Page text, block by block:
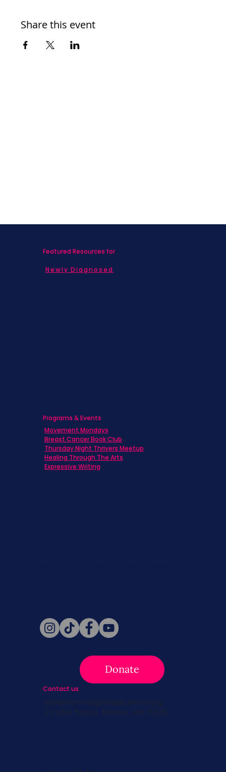
Share this event
Donate
Featured Resources for
Newly Diagnosed
Programs & Events
Movement Mondays
Breast Cancer Book Club
Thursday Night Thrivers Meetup
Healing Through The Arts
Expressive Writing
Contact us
info@survivingbreastcancer.org
5 Cedar Street, Boston, MA 02119